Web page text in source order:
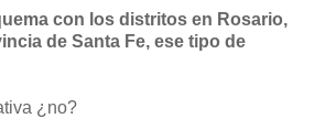
con los distritos en Rosario,
de Santa Fe, ese tipo de
¿no?